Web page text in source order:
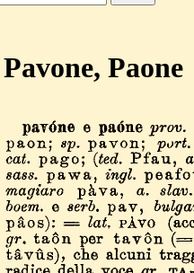
Pavone, Paone